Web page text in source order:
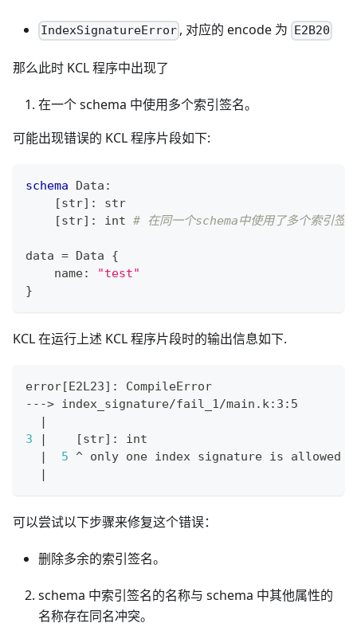
IndexSignatureError , 对应的 encode 为 E2B20
那么此时 KCL 程序中出现了
在一个 schema 中使用多个索引签名。
可能出现错误的 KCL 程序片段如下:
schema Data :
[str] :
str
[str] : int # 在同一个schema中使用了多个索引签名
data = Data {
    name
:
"test"
}
KCL 在运行上述 KCL 程序片段时的输出信息如下.
error[E2L23] : CompileError
---> index_signature/fail_1/main.k:3:5
|
3
| [str] : int
|
5 ^ only one index signature is allowed
|
可以尝试以下步骤来修复这个错误：
删除多余的索引签名。
schema 中索引签名的名称与 schema 中其他属性的
名称存在同名冲突。